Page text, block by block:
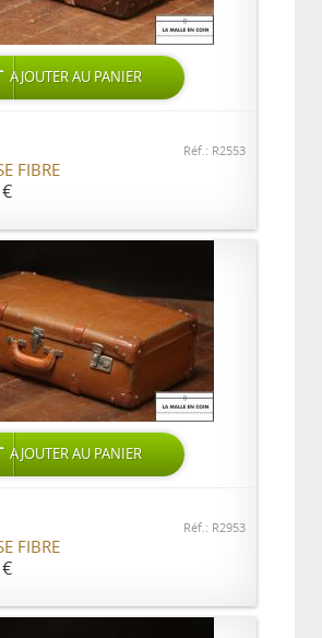
AJOUTER AU PANIER
Réf.: R2553
FIBRE
AJOUTER AU PANIER
Réf.: R2953
FIBRE